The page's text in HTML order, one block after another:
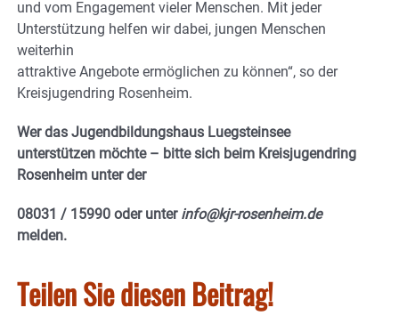
und vom Engagement vieler Menschen. Mit jeder
Unterstützung helfen wir dabei, jungen Menschen
weiterhin
attraktive Angebote ermöglichen zu können“, so der
Kreisjugendring Rosenheim.
Wer das Jugendbildungshaus Luegsteinsee
unterstützen möchte – bitte sich beim Kreisjugendring
Rosenheim unter der
08031 / 15990 oder unter info@kjr-rosenheim.de
melden.
Teilen Sie diesen Beitrag!